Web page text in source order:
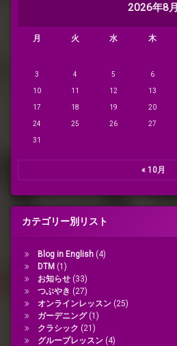
2026年8月
月 火 水 木
3 4 5 6
10 11 12 13
17 18 19 20
24 25 26 27
31
« 10月
カテゴリー別リスト
Blog in English(4)
DTM(1)
お知らせ(33)
つぶやき (27)
オンラインレッスン(25)
ガーデニング(1)
クラシック (21)
グループレッスン(4)